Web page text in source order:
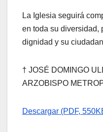
La Iglesia seguirá
en toda su diversidad,
dignidad y su
† JOSÉ DOMINGO
ARZOBISPO
Descargar (PDF,